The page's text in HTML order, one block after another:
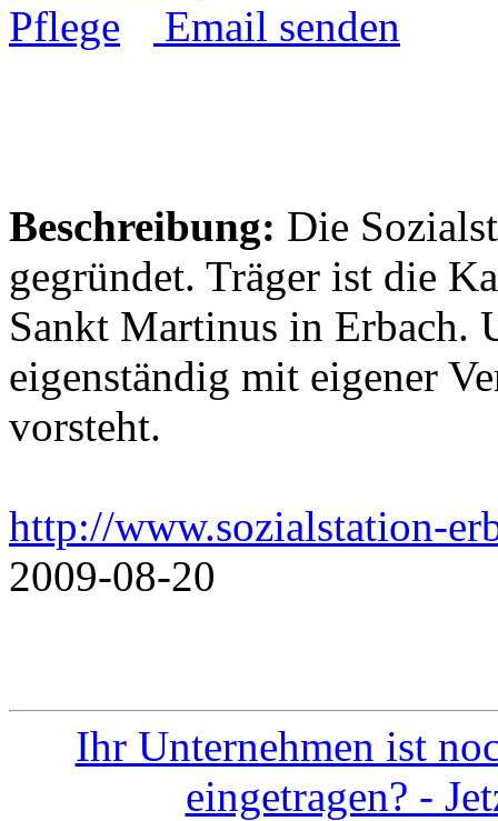
Email senden
Beschreibung: Die
gegründet. Träger ist die
Sankt Martinus in Erbach.
eigenständig mit eigener
vorsteht.
http://www.sozialstation-
2009-08-20
Ihr Unternehmen ist
eingetragen? -